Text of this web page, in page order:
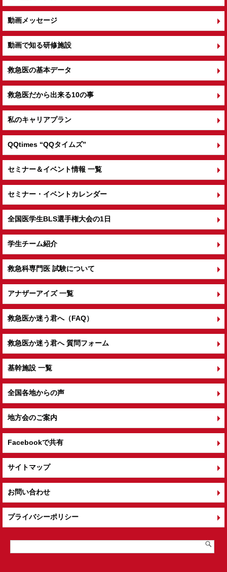
動画メッセージ
動画で知る研修施設
救急医の基本データ
救急医だから出来る10の事
私のキャリアプラン
QQtimes “QQタイムズ”
セミナー＆イベント情報 一覧
セミナー・イベントカレンダー
全国医学生BLS選手権大会の1日
学生チーム紹介
救急科専門医 試験について
アナザーアイズ 一覧
救急医か迷う君へ（FAQ）
救急医か迷う君へ 質問フォーム
基幹施設 一覧
全国各地からの声
地方会のご案内
Facebookで共有
サイトマップ
お問い合わせ
プライバシーポリシー